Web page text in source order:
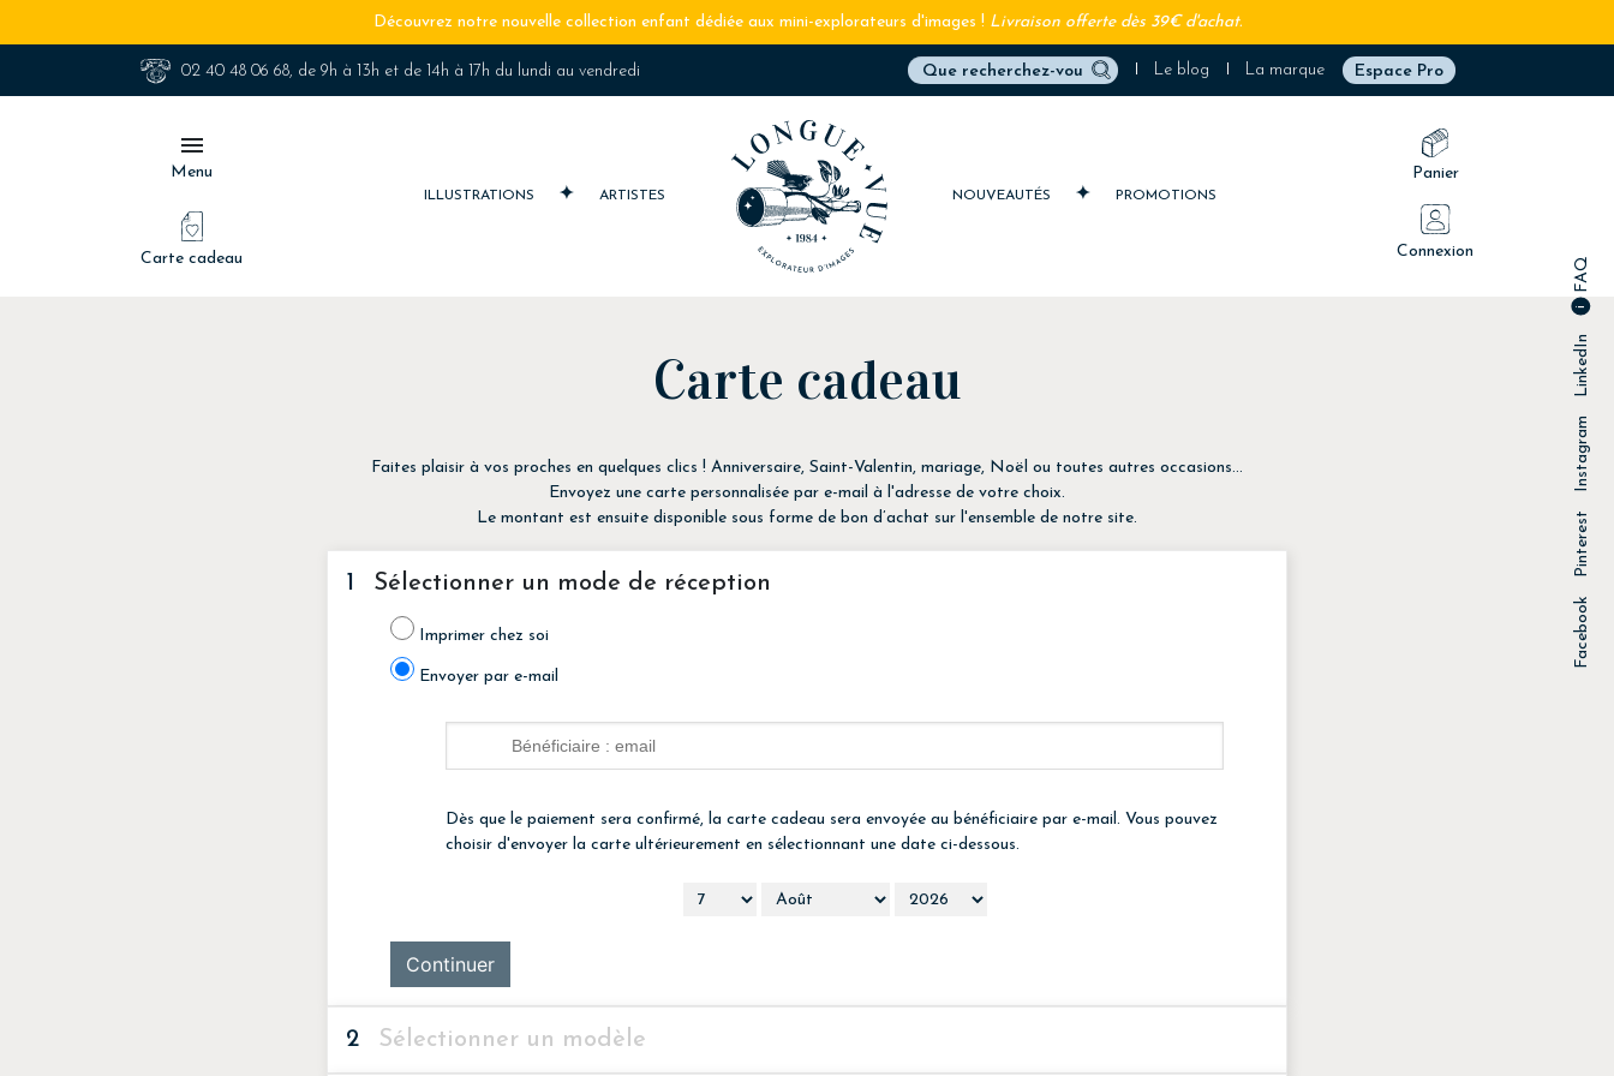
Découvrez notre nouvelle collection enfant dédiée aux mini-explorateurs d'images ! Livraison offerte dès 39€ d'achat.
02 40 48 06 68, de 9h à 13h et de 14h à 17h du lundi au vendredi Le blog La marque Espace Pro

Menu
Carte cadeau
ILLUSTRATIONS ARTISTES NOUVEAUTÉS PROMOTIONS
Panier
Connexion
Facebook
Pinterest
Instagram
LinkedIn
FAQ
Carte cadeau
Faites plaisir à vos proches en quelques clics ! Anniversaire, Saint-Valentin, mariage, Noël ou toutes autres occasions...
Envoyez une carte personnalisée par e-mail à l'adresse de votre choix.
Le montant est ensuite disponible sous forme de bon d’achat sur l'ensemble de notre site.
1 Sélectionner un mode de réception
Imprimer chez soi
Envoyer par e-mail
Dès que le paiement sera confirmé, la carte cadeau sera envoyée au bénéficiaire par e-mail. Vous pouvez
choisir d'envoyer la carte ultérieurement en sélectionnant une date ci-dessous.
Continuer
2
Sélectionner un modèle